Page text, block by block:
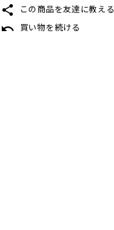
share この商品を友達に教える
undo 買い物を続ける